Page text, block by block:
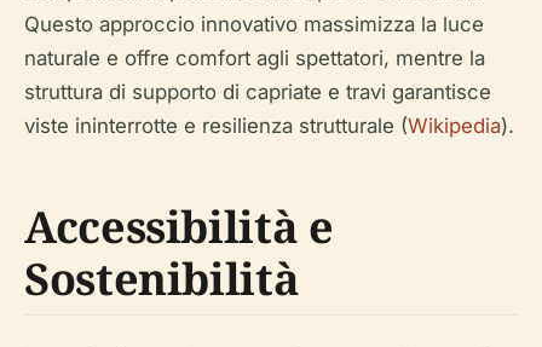
Questo approccio innovativo massimizza la luce
naturale e offre comfort agli spettatori, mentre la
struttura di supporto di capriate e travi garantisce
viste ininterrotte e resilienza strutturale (Wikipedia).
Accessibilità e
Sostenibilità